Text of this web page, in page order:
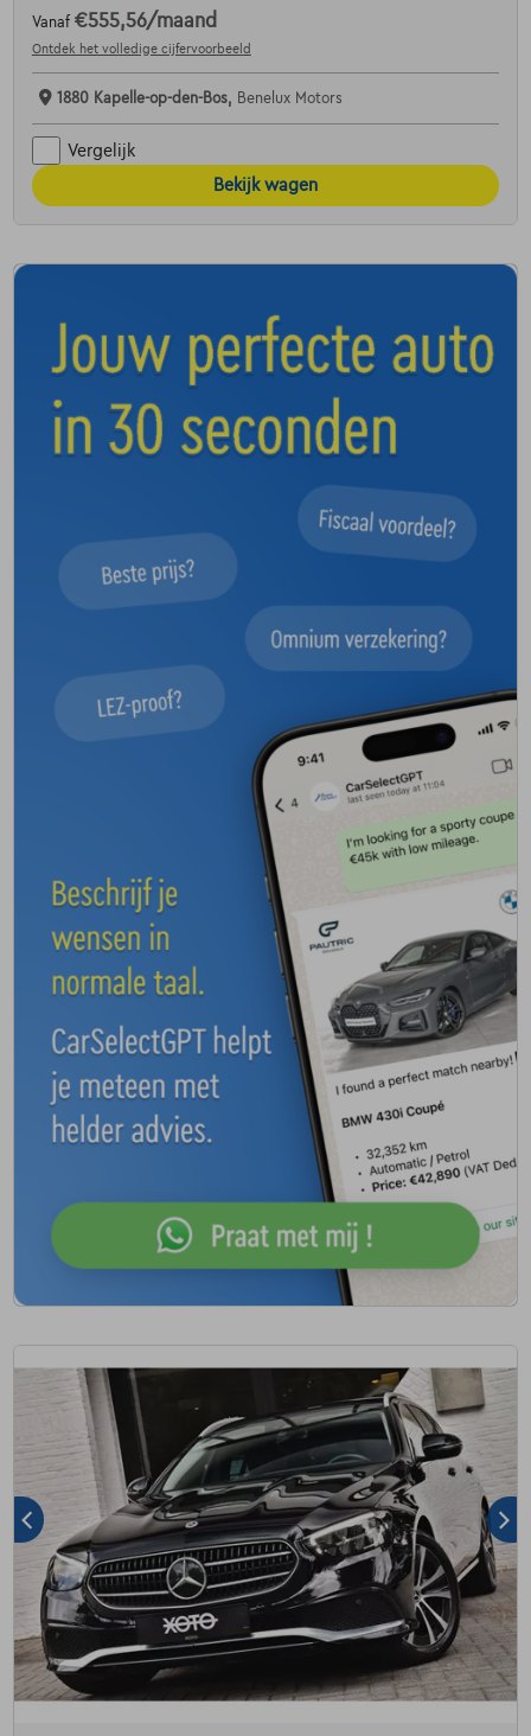
Vanaf €555,56/maand
Ontdek het volledige cijfervoorbeeld
1880 Kapelle-op-den-Bos, Benelux Motors
Vergelijk
Bekijk wagen